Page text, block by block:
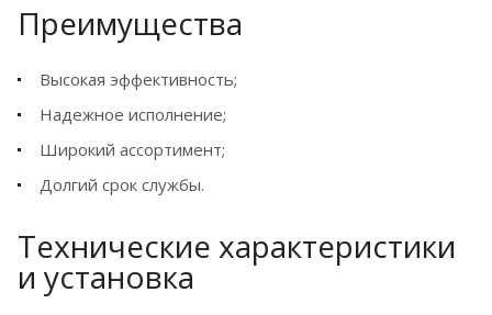
Преимущества
Высокая эффективность;
Надежное исполнение;
Широкий ассортимент;
Долгий срок службы.
Технические характеристики
и установка